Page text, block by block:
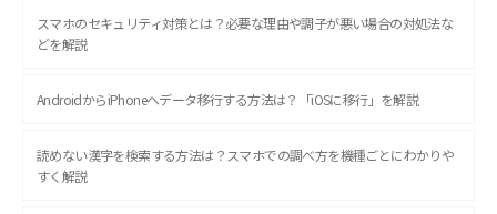
スマホのセキュリティ対策とは？必要な理由や調子が悪い場合の対処法な
どを解説
AndroidからiPhoneへデータ移行する方法は？「iOSに移行」を解説
読めない漢字を検索する方法は？スマホでの調べ方を機種ごとにわかりや
すく解説